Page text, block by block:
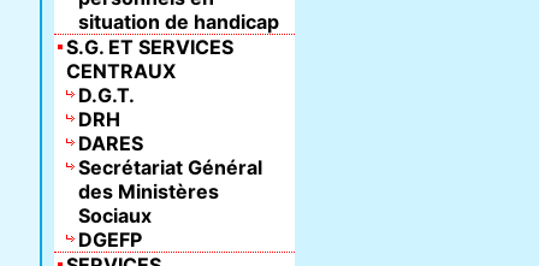
situation de handicap
S.G. ET SERVICES
CENTRAUX
D.G.T.
DRH
DARES
Secrétariat Général
des Ministères
Sociaux
DGEFP